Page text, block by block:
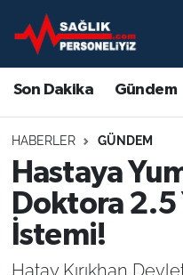
Son Dakika Gündem
HABERLER GÜNDEM
Hastaya
Doktora 2.5
İstemi!
Hatay Kırıkhan
Son Dakika
Gündem
Atamalar
Sağlık Bakanlığı
Mevzuat
Nöbetçi Eczaneler
Hava Durumu
Namaz Vakitleri
Trafik Durumu
Süper Lig Puan